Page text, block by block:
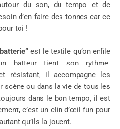
du son, du tempo et de
d’en faire des tonnes car ce
toi !
est le textile qu’on enfile
batteur tient son rythme.
résistant, il accompagne les
scène ou dans la vie de tous les
dans le bon tempo, il est
c’est un clin d’œil fun pour
qu’ils la jouent.